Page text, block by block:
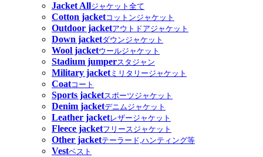
Jacket Allジャケット全て
Cotton jacketコットンジャケット
Outdoor jacketアウトドアジャケット
Down jacketダウンジャケット
Wool jacketウールジャケット
Stadium jumperスタジャン
Military jacketミリタリージャケット
Coatコート
Sports jacketスポーツジャケット
Denim jacketデニムジャケット
Leather jacketレザージャケット
Fleece jacketフリースジャケット
Other jacketテーラード,ハンティング等
Vestベスト